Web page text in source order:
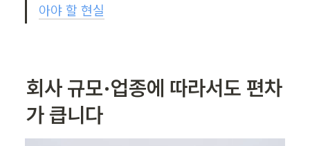
아야 할 현실
회사 규모·업종에 따라서도 편차
가 큽니다